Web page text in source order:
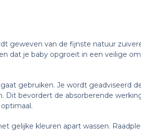
geweven van de fijnste natuur
dat je baby opgroeit in een veilige
gebruiken. Je wordt geadviseerd
Dit bevordert de absorberende
gelijke kleuren apart wassen.